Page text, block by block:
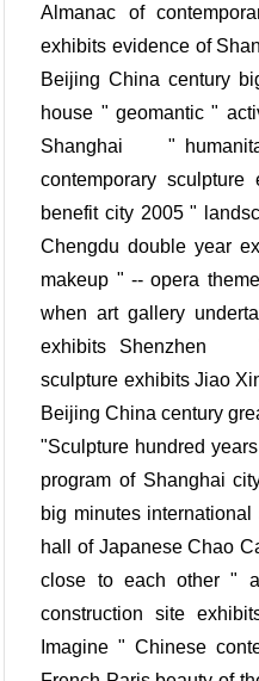
Almanac of
exhibits evidence of
Beijing China century
house " geomantic "
Shanghai "
contemporary
benefit city 2005 "
Chengdu double year
makeup " -- opera
when art gallery
exhibits Shenzhen "
sculpture exhibits Jiao
Beijing China century
"Sculpture hundred
program of Shanghai
big minutes international
hall of Japanese Chao
close to each other "
construction site
Imagine " Chinese